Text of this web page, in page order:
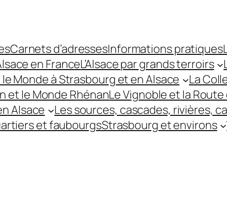
Carnets d’adressesInformations pratiques
en FranceL’Alsace par grands terroirs
le Monde à Strasbourg et en Alsace
La
et le Monde RhénanLe Vignoble et la Route
Alsace
Les sources, cascades, rivières,
et faubourgsStrasbourg et environs